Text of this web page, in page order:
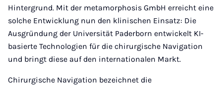
Hintergrund. Mit der metamorphosis GmbH erreicht eine
solche Entwicklung nun den klinischen Einsatz: Die
Ausgründung der Universität Paderborn entwickelt KI-
basierte Technologien für die chirurgische Navigation
und bringt diese auf den internationalen Markt.
Chirurgische Navigation bezeichnet die